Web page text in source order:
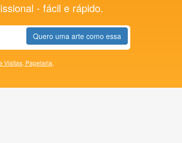
- fácil e rápido.
Quero uma arte como essa
Visitas, Papelaria,